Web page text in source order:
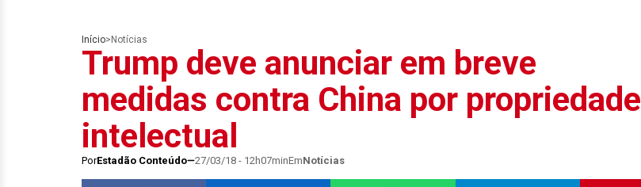
Início> Notícias
Trump deve anunciar em breve
medidas contra China por propriedade
intelectual
PorEstadão Conteúdo 27/03/18 - 12h07minEmNotícias